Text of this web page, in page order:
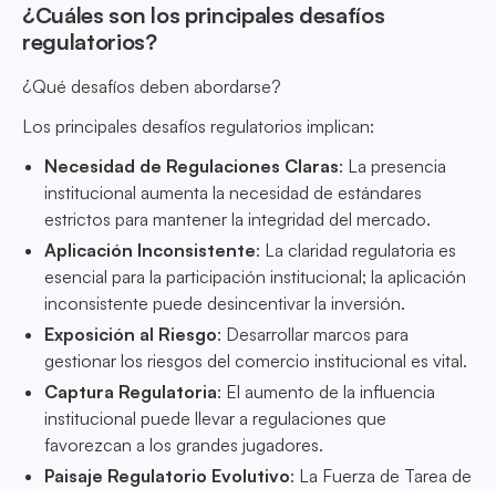
¿Cuáles son los principales desafíos
regulatorios?
¿Qué desafíos deben abordarse?
Los principales desafíos regulatorios implican:
Necesidad de Regulaciones Claras: La presencia
institucional aumenta la necesidad de estándares
estrictos para mantener la integridad del mercado.
Aplicación Inconsistente: La claridad regulatoria es
esencial para la participación institucional; la aplicación
inconsistente puede desincentivar la inversión.
Exposición al Riesgo: Desarrollar marcos para
gestionar los riesgos del comercio institucional es vital.
Captura Regulatoria: El aumento de la influencia
institucional puede llevar a regulaciones que
favorezcan a los grandes jugadores.
Paisaje Regulatorio Evolutivo: La Fuerza de Tarea de